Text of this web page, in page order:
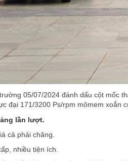
05/07/2024 đánh dấu cột mốc
đại 171/3200 Ps/rpm mômem xoắn
lần lượt.
cả phải chăng.
nhiều tiện ích.